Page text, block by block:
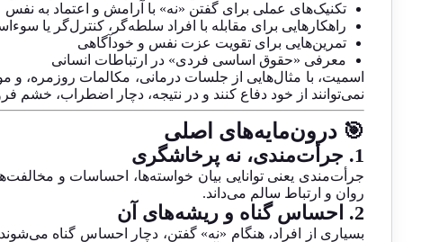
تکنیک‌های عملی برای گفتن «نه» با آرامش و اعتماد به نفس
راهکارهایی برای مقابله با افراد سلطه‌گر، کنترل‌گر یا
تمرین‌هایی برای تقویت عزت نفس و خودآگاهی
معرفی «حقوق اساسی فردی» در ارتباطات انسانی
اسمیت، با مثال‌هایی از جلسات درمانی، مکالمات روزمره،
نمی‌توانند از خود دفاع کنند و در نتیجه، دچار اضطراب، خشم
🎯 درون‌مایه‌های اصلی
1. جرأت‌مندی، نه پرخاشگری
جرأت‌مندی یعنی توانایی بیان خواسته‌ها، احساسات و
روان و ارتباط سالم می‌داند.
2. احساس گناه و ریشه‌های آن
بسیاری از افراد، هنگام «نه» گفتن، دچار احساس گناه